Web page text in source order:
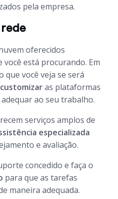
pela empresa.
oferecidos
está procurando. Em
que você veja se será
as plataformas
ao seu trabalho.
serviços amplos de
especializada
e avaliação.
concedido e faça o
para que as tarefas
maneira adequada.